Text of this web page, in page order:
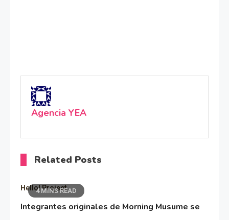
Agencia YEA
Related Posts
4 MINS READ
Hello! Project
Integrantes originales de Morning Musume se